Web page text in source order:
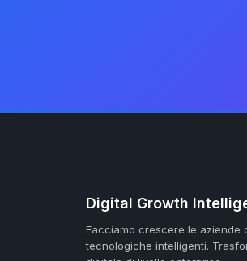
Digital Growth
Facciamo crescere le aziende
tecnologiche intelligenti.